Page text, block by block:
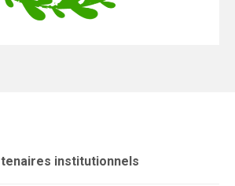
institutionnels